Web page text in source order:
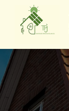
contenu
principal